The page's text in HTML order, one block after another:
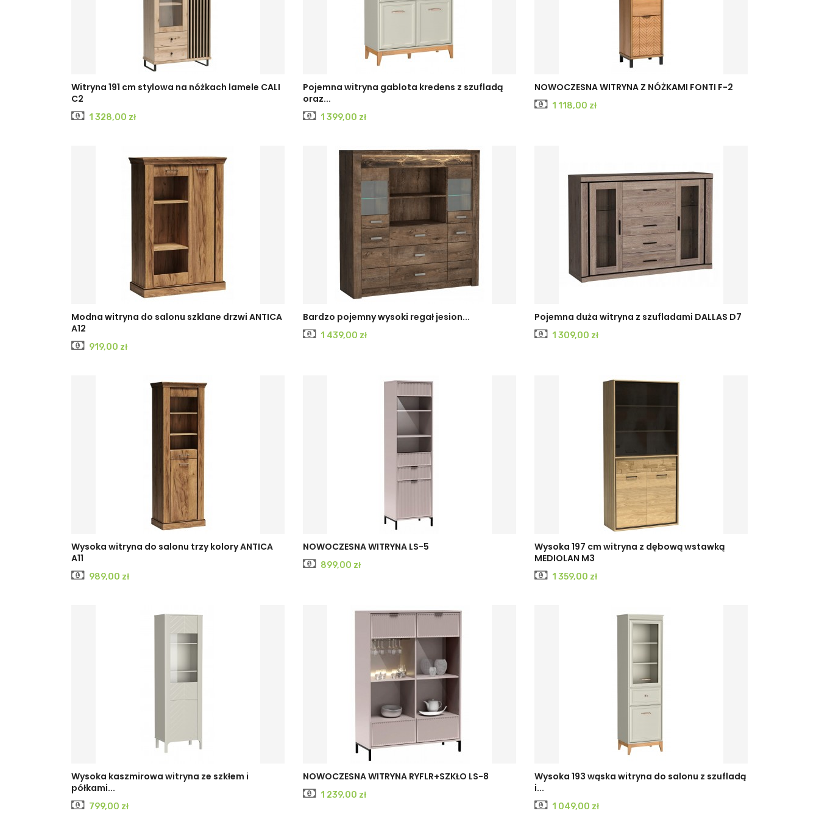
Witryna 191 cm stylowa na nóżkach lamele CALI
C2
Cena
1 328,00 zł
Pojemna witryna gablota kredens z szufladą
oraz...
Cena
1 399,00 zł
NOWOCZESNA WITRYNA Z NÓŻKAMI FONTI F-2
Cena
1 118,00 zł
Modna witryna do salonu szklane drzwi ANTICA
A12
Cena
919,00 zł
KRAFTJESIONJESION
Bardzo pojemny wysoki regał jesion...
Cena
1 439,00 zł
Pojemna duża witryna z szufladami DALLAS D7
Cena
1 309,00 zł
Wysoka witryna do salonu trzy kolory ANTICA
A11
Cena
989,00 zł
CASHMERE
INDIGO
NOWOCZESNA WITRYNA LS-5
Cena
899,00 zł
Wysoka 197 cm witryna z dębową wstawką
MEDIOLAN M3
Cena
1 359,00 zł
CASHMERE
Czarny
Wysoka kaszmirowa witryna ze szkłem i
półkami...
Cena
799,00 zł
CASHMERE
INDIGO
NOWOCZESNA WITRYNA RYFLR+SZKŁO LS-8
Cena
1 239,00 zł
Wysoka 193 wąska witryna do salonu z szufladą
i...
Cena
1 049,00 zł